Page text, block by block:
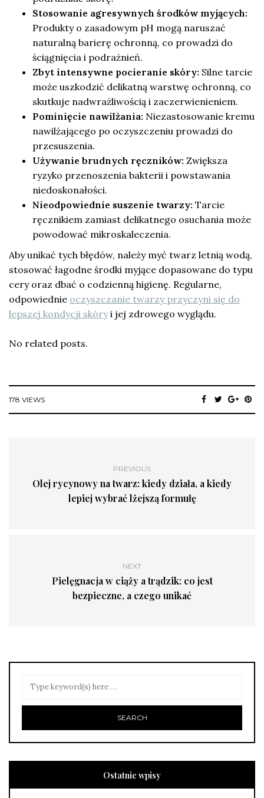
Stosowanie agresywnych środków myjących:
Produkty o zasadowym pH mogą naruszać
naturalną barierę ochronną, co prowadzi do
ściągnięcia i podrażnień.
Zbyt intensywne pocieranie skóry: Silne tarcie
może uszkodzić delikatną warstwę ochronną, co
skutkuje nadwrażliwością i zaczerwienieniem.
Pominięcie nawilżania: Niezastosowanie kremu
nawilżającego po oczyszczeniu prowadzi do
przesuszenia.
Używanie brudnych ręczników: Zwiększa
ryzyko przenoszenia bakterii i powstawania
niedoskonałości.
Nieodpowiednie suszenie twarzy: Tarcie
ręcznikiem zamiast delikatnego osuchania może
powodować mikroskaleczenia.
Aby unikać tych błędów, należy myć twarz letnią wodą,
stosować łagodne środki myjące dopasowane do typu
cery oraz dbać o codzienną higienę. Regularne,
odpowiednie oczyszczanie twarzy przyczyni się do
lepszej kondycji skóryi jej zdrowego wyglądu.
No related posts.
178 VIEWS
PREVIOUS
Olej rycynowy na twarz: kiedy działa, a kiedy
lepiej wybrać lżejszą formułę
NEXT
Pielęgnacja w ciąży a trądzik: co jest
bezpieczne, a czego unikać
Ostatnie wpisy